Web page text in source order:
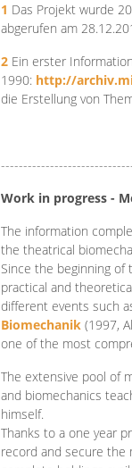
1 Das Projekt wurde
abgerufen am
2 Ein erster
1990: http://
die Erstellung von
Work in progress -
The information
the theatrical
Since the beginning
practical and
different events such
Biomechanik (1997,
one of the most
The extensive pool of
and biomechanics
himself.
Thanks to a one year
record and secure the